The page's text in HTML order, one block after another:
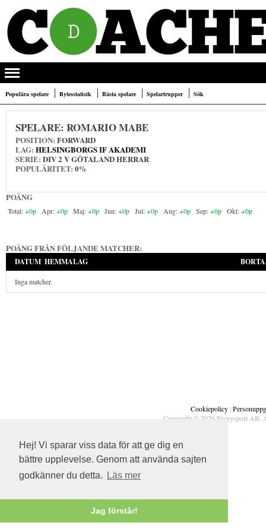
Hej! Vi sparar viss data för att ge dig en
bättre upplevelse. Genom att använda sajten
godkänner du detta.
Läs mer
Jag förstår!
Populära spelare Bytesstatisik Bästa spelare Spelartrupper Sök
SPELARE: ROMARIO MABE
POSITION: FORWARD
LAG: HELSINGBORGS IF AKADEMI
SERIE: DIV 2 V GÖTALAND HERRAR
POPULÄRITET: 0%
POÄNG
+0p +0p +0p +0p +0p +0p +0p +0p
POÄNG FRÅN FÖLJANDE MATCHER:
DATUM HEMMALAG
Inga matcher.
Cookiepolicy |
Copyright © 2026 Everysport AB.